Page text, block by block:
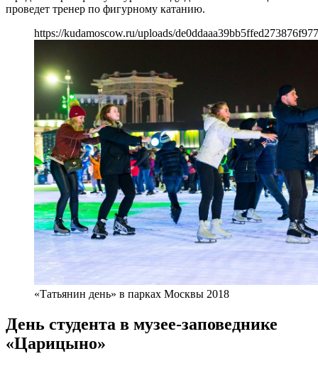
проведет тренер по фигурному катанию.
https://kudamoscow.ru/uploads/
«Татьянин день» в парках Москвы 2018
День студента в музее-заповеднике
«Царицыно»